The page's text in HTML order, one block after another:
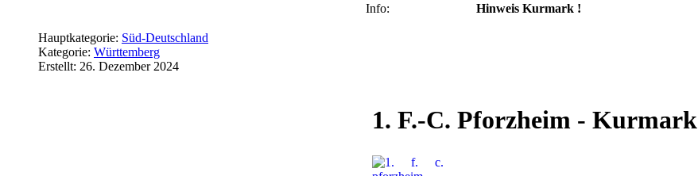
Info:
Hinweis Kurmark !
Hauptkategorie: Süd-Deutschland
Kategorie: Württemberg
Erstellt: 26. Dezember 2024
1. F.-C. Pforzheim - Kurmark